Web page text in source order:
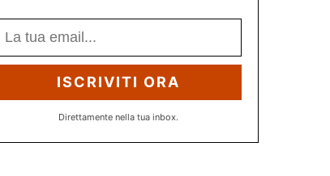
ISCRIVITI ORA
Direttamente nella tua inbox.